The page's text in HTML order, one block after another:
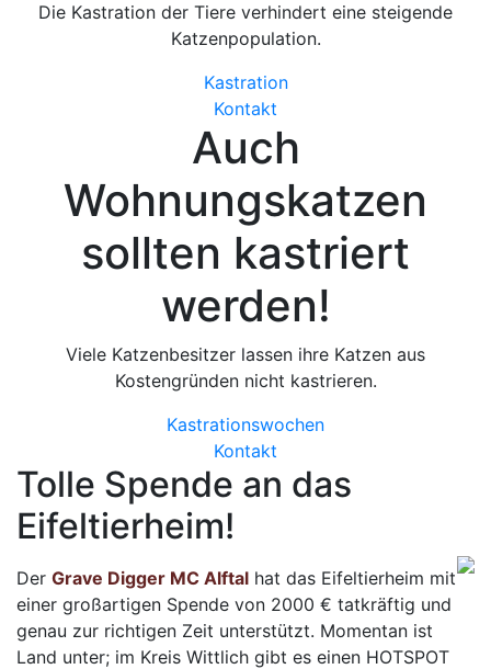
Die Kastration der Tiere verhindert eine steigende
Katzenpopulation.
Kastration
Kontakt
Auch
Wohnungskatzen
sollten kastriert
werden!
Viele Katzenbesitzer lassen ihre Katzen aus
Kostengründen nicht kastrieren.
Kastrationswochen
Kontakt
Tolle Spende an das
Eifeltierheim!
Der Grave Digger MC Alftal hat das Eifeltierheim mit
einer großartigen Spende von 2000 € tatkräftig und
genau zur richtigen Zeit unterstützt. Momentan ist
Land unter; im Kreis Wittlich gibt es einen HOTSPOT